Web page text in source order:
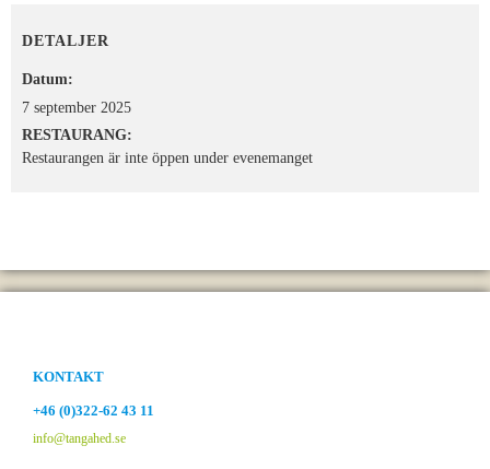
DETALJER
Datum:
7 september 2025
RESTAURANG:
Restaurangen är inte öppen under evenemanget
KONTAKT
+46 (0)322-62 43 11
info@tangahed.se